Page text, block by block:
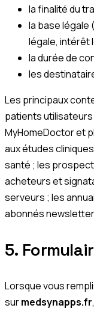
la finalité du
la base
légale, intérêt
la durée de
les
Les principaux
patients utilisateurs
MyHomeDoctor et
aux études
santé ; les
acheteurs et
serveurs ; les
abonnés
5.
Lorsque vous
surmedsynapps.fr